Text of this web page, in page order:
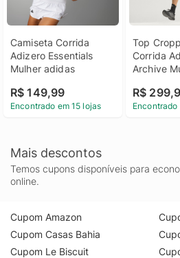
Camiseta Corrida
Adizero Essentials
Mulher adidas
R$ 149,99
Encontrado em 15 lojas
Top
Corrida
Archive
R$
Mais descontos
Temos cupons disponíveis para
online.
Cupom Amazon
Cupom Casas Bahia
Cupom Le Biscuit